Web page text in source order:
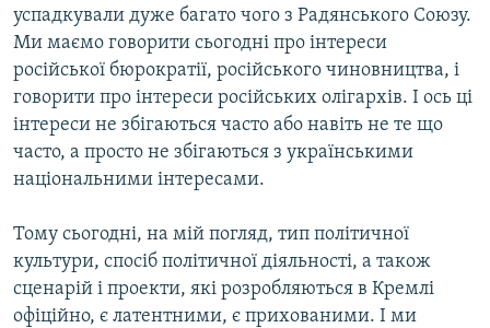
успадкували дуже багато чого з Радянського Союзу.
Ми маємо говорити сьогодні про інтереси
російської бюрократії, російського чиновництва, і
говорити про інтереси російських олігархів. І ось ці
інтереси не збігаються часто або навіть не те що
часто, а просто не збігаються з українськими
національними інтересами.
Тому сьогодні, на мій погляд, тип політичної
культури, спосіб політичної діяльності, а також
сценарій і проекти, які розробляються в Кремлі
офіційно, є латентними, є прихованими. І ми